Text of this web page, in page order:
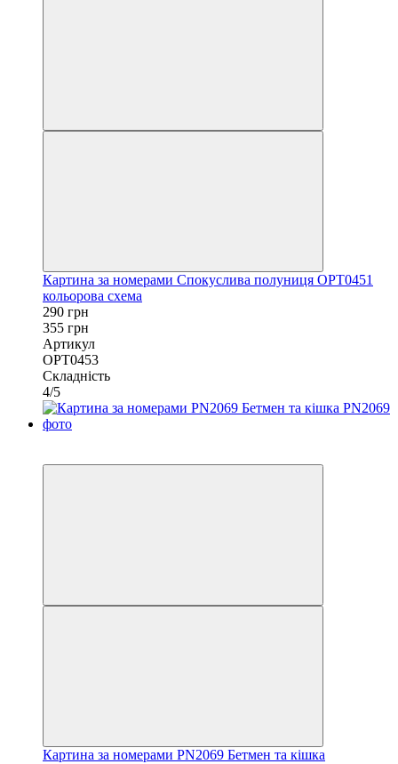
Картина за номерами Спокуслива полуниця OPT0451
кольорова схема
290 грн
355 грн
Артикул
OPT0453
Складність
4/5
Картина за номерами PN2069 Бетмен та кішка